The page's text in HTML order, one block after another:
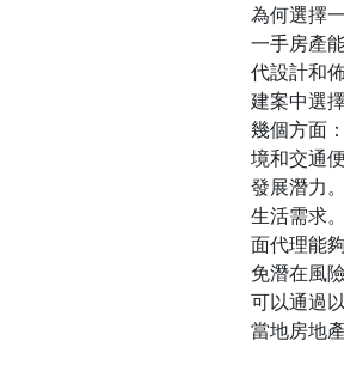
為何選擇
一手房產
代設計和
建案中選
幾個方面
境和交通
發展潛力
生活需求
面代理能
免潛在風
可以通過
當地房地